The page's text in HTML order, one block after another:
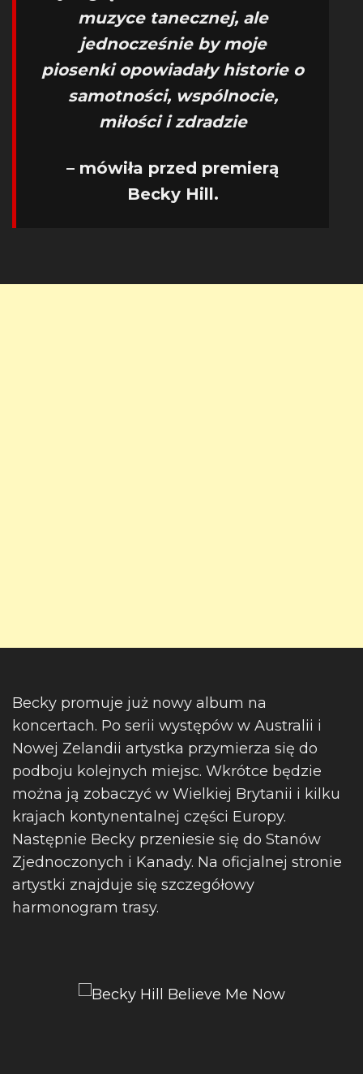
muzyce tanecznej, ale
jednocześnie by moje
piosenki opowiadały historie o
samotności, wspólnocie,
miłości i zdradzie
– mówiła przed premierą
Becky Hill.
Becky promuje już nowy album na
koncertach. Po serii występów w Australii i
Nowej Zelandii artystka przymierza się do
podboju kolejnych miejsc. Wkrótce będzie
można ją zobaczyć w Wielkiej Brytanii i kilku
krajach kontynentalnej części Europy.
Następnie Becky przeniesie się do Stanów
Zjednoczonych i Kanady. Na oficjalnej stronie
artystki znajduje się szczegółowy
harmonogram trasy.